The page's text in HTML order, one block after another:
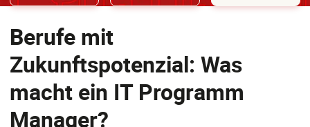
Berufe mit
Zukunftspotenzial: Was
macht ein IT Programm
Manager?